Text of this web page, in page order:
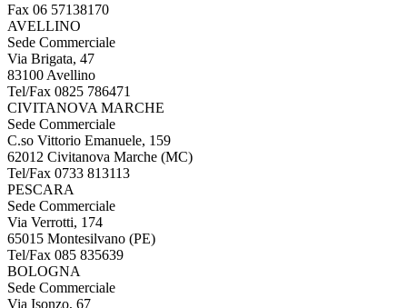
Fax 06 57138170
AVELLINO
Sede Commerciale
Via Brigata, 47
83100 Avellino
Tel/Fax 0825 786471
CIVITANOVA MARCHE
Sede Commerciale
C.so Vittorio Emanuele, 159
62012 Civitanova Marche (MC)
Tel/Fax 0733 813113
PESCARA
Sede Commerciale
Via Verrotti, 174
65015 Montesilvano (PE)
Tel/Fax 085 835639
BOLOGNA
Sede Commerciale
Via Isonzo, 67